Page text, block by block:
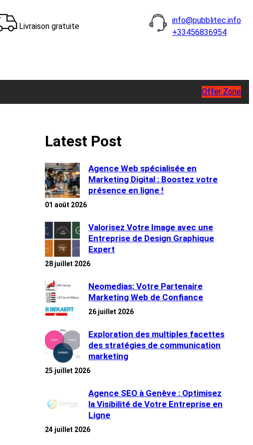
Livraison gratuite
info@pubblitec.info
+33456836954
Offer Zone
Latest Post
Agence Web spécialisée en
Marketing Digital : Boostez votre
présence en ligne !
01 août 2026
Valorisez Votre Image avec une
Entreprise de Design Graphique
Expert
28 juillet 2026
Neomedias: Votre Partenaire
Marketing Web de Confiance
26 juillet 2026
Exploration des multiples facettes
des stratégies de communication
marketing
25 juillet 2026
Agence SEO à Genève : Optimisez
la Visibilité de Votre Entreprise en
Ligne
24 juillet 2026